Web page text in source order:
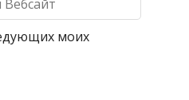
моих